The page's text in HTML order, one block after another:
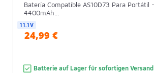
Batería Compatible AS10D73 Para Portátil -
4400mAh...
11.1V
24,99 €
Batterie auf Lager für sofortigen